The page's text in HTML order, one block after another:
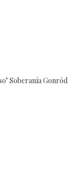
Soberanía Gonród